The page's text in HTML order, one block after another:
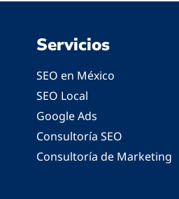
Servicios
SEO en México
SEO Local
Google Ads
Consultoría SEO
Consultoría de Marketing